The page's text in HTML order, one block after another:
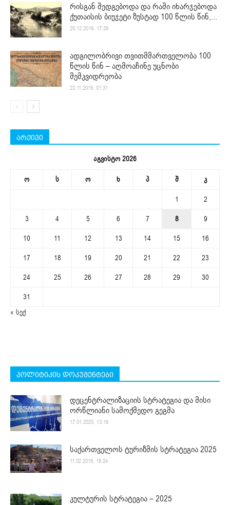
რისგან შედგებოდა და რაში იხარჯებოდა
ქუთაისის ბიუჯეტი ზუსტად 100 წლის წინ,...
25.12.2019. 17:39
ადგილობრივი თვითმმართველობა 100
წლის წინ – აღმოაჩინე უცნობი
მემკვიდრეობა
23.11.2019. 01:31
არქივი
აგვისტო 2026
ო ს ო ხ პ შ კ
1
2
3
4 5 6 7 8
9
10
11 12 13 14 15
16
17
18 19 20 21 22
23
24
25 26 27 28 29
30
31
« სექ
პოლიტიკის დოკუმენტები
დეცენტრალიზაციის სტრატეგია და მისი
ორწლიანი სამოქმედო გეგმა
17.01.2020. 13:16
საქართველოს ტურიზმის სტრატეგია 2025
11.02.2019. 18:24
კულტურის სტრატეგია – 2025